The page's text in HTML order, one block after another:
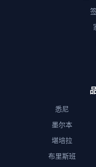
悉尼
墨尔本
堪培拉
布里斯班